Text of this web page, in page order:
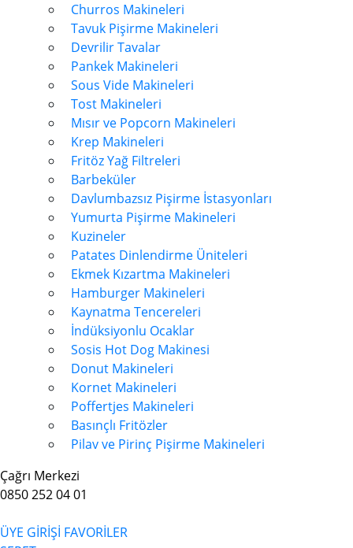
Churros Makineleri
Tavuk Pişirme Makineleri
Devrilir Tavalar
Pankek Makineleri
Sous Vide Makineleri
Tost Makineleri
Mısır ve Popcorn Makineleri
Krep Makineleri
Fritöz Yağ Filtreleri
Barbeküler
Davlumbazsız Pişirme İstasyonları
Yumurta Pişirme Makineleri
Kuzineler
Patates Dinlendirme Üniteleri
Ekmek Kızartma Makineleri
Hamburger Makineleri
Kaynatma Tencereleri
İndüksiyonlu Ocaklar
Sosis Hot Dog Makinesi
Donut Makineleri
Kornet Makineleri
Poffertjes Makineleri
Basınçlı Fritözler
Pilav ve Pirinç Pişirme Makineleri
Çağrı Merkezi
0850 252 04 01
ÜYE GİRİŞİ FAVORİLER